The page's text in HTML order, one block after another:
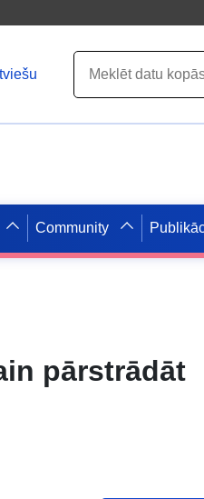
Community
pārstrādāt